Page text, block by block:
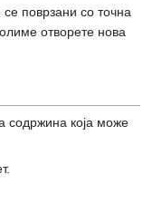
поврзани со точна
отворете нова
содржина која може